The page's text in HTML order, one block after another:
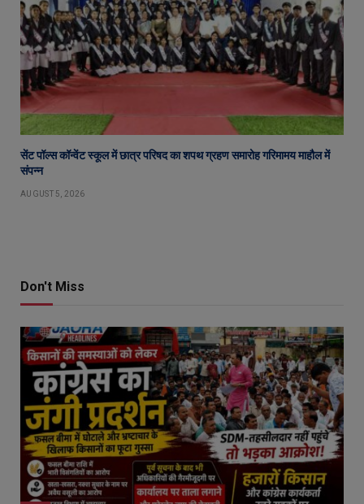
सेंट पॉल्स कॉन्वेंट स्कूल में छात्र परिषद का शपथ ग्रहण समारोह गरिमामय माहौल में
संपन्न
AUGUST 5, 2026
Don't Miss